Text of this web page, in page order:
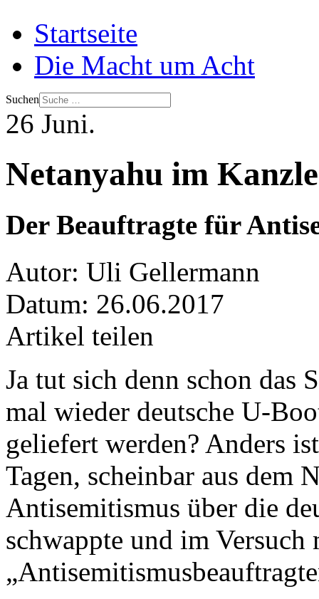
Startseite
Die Macht um Acht
Suchen
26 Juni.
Netanyahu im
Der Beauftragte für
Autor: Uli Gellermann
Datum: 26.06.2017
Artikel teilen
Ja tut sich denn schon das
mal wieder deutsche U-
geliefert werden? Anders
Tagen, scheinbar aus dem
Antisemitismus über die
schwappte und im Versuch